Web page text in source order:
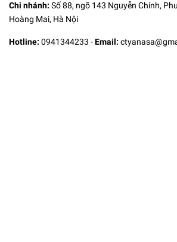
Chi nhánh: Số 88, ngõ 143 Nguyễn Chính,
Hoàng Mai, Hà Nội
Hotline: 0941344233 -Email: